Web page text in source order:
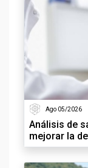
Ago 05/2026
Análisis de
mejorar la